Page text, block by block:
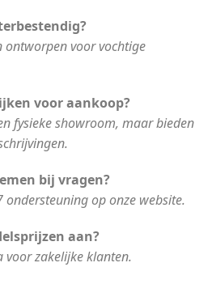
ontworpen voor vochtige
voor aankoop?
fysieke showroom, maar bieden
bij vragen?
op onze website.
aan?
voor zakelijke klanten.